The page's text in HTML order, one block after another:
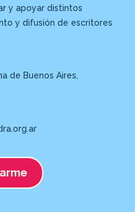
y apoyar distintos
y difusión de escritores
de Buenos Aires,